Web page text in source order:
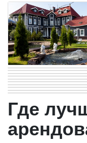
Где